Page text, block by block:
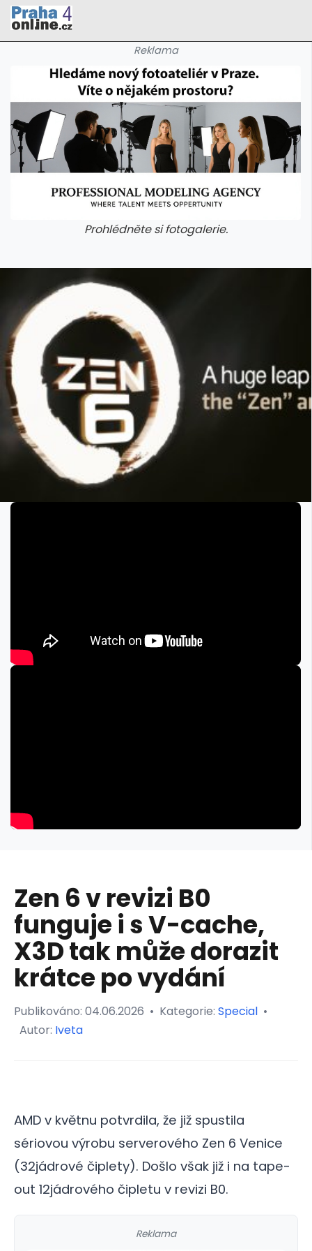
Reklama
Prohlédněte si fotogalerie.
Zen 6 v revizi B0
funguje i s V-cache,
X3D tak může dorazit
krátce po vydání
Publikováno: 04.06.2026 • Kategorie: Special •
Autor: Iveta
AMD v květnu potvrdila, že již spustila
sériovou výrobu serverového Zen 6 Venice
(32jádrové čiplety). Došlo však již i na tape-
out 12jádrového čipletu v revizi B0.
Reklama